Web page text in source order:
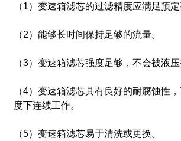
（1）变速箱滤芯的过滤精度应满足预定
（2）能够长时间保持足够的流量。
（3）变速箱滤芯强度足够，不会被液压
（4）变速箱滤芯具有良好的耐腐蚀性
度下连续工作。
（5）变速箱滤芯易于清洗或更换。